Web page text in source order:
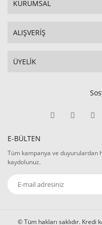
KURUMSAL
ALIŞVERİŞ
ÜYELİK
E-BÜLTEN
Tüm kampanya ve duyurulardan
kaydolunuz.
© Tüm hakları saklıdır. Kredi